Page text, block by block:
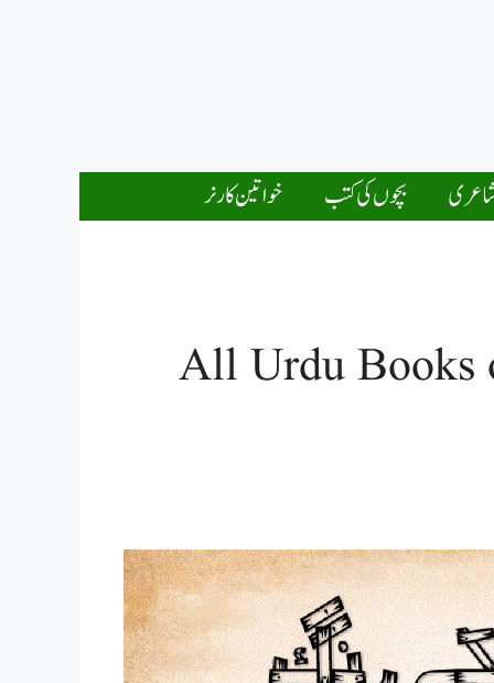
بچوں کی کتب خواتین کارنر
All Urdu